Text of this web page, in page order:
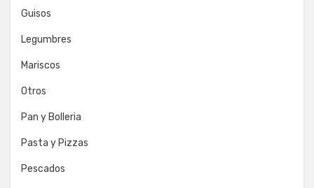
Guisos
Legumbres
Mariscos
Otros
Pan y Bolleria
Pasta y Pizzas
Pescados